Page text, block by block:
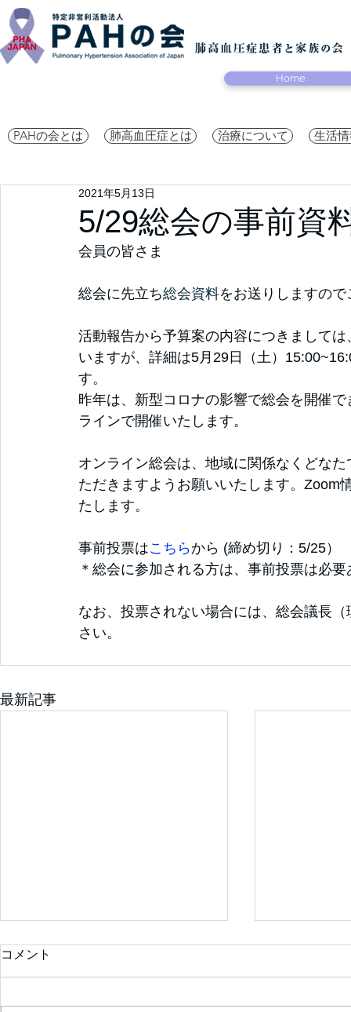
Home
PAHの会とは 肺高血圧症とは 治療について 生活
5/29総会の事前資
2021年5月13日
会員の皆さま
総会に先立ち総会資料をお送りしますの
活動報告から予算案の内容につきまして
いますが、詳細は5月29日（土）
す。
昨年は、新型コロナの影響で総会を開催
ラインで開催いたします。
オンライン総会は、地域に関係なくどな
ただきますようお願いいたします。Zoom
たします。
事前投票はこちらから (締め切り：5/25）
＊総会に参加される方は、事前投票は必
なお、投票されない場合には、総会議長
さい。
最新記事
コメント